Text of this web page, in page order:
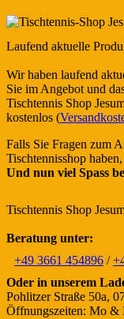
Laufend aktuelle
Wir haben laufend
Sie im Angebot und
Tischtennis Shop
kostenlos (
Falls Sie Fragen zum
Tischtennisshop
Und nun viel Spass
Tischtennis Shop
Beratung unter:
+49 3661 454896 /
Oder in unserem
Pohlitzer Straße 50a,
Öffnungszeiten: Mo &